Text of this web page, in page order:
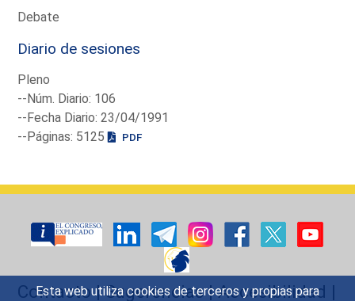
Esta web utiliza cookies de terceros y propias para
Debate
Diario de sesiones
Pleno
--Núm. Diario: 106
--Fecha Diario: 23/04/1991
--Páginas: 5125
PDF
Contacto|Sugerencias|Accesibilidad |